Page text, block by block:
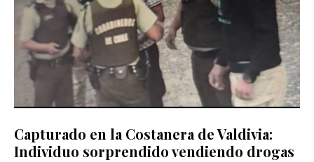
Capturado en la Costanera de Valdivia:
Individuo sorprendido vendiendo drogas